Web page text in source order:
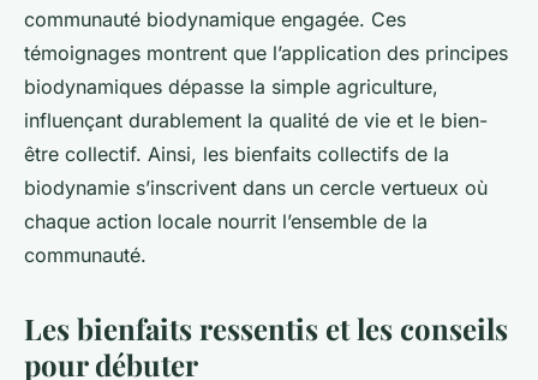
communauté biodynamique engagée. Ces
témoignages montrent que l’application des principes
biodynamiques dépasse la simple agriculture,
influençant durablement la qualité de vie et le bien-
être collectif. Ainsi, les bienfaits collectifs de la
biodynamie s’inscrivent dans un cercle vertueux où
chaque action locale nourrit l’ensemble de la
communauté.
Les bienfaits ressentis et les conseils
pour débuter